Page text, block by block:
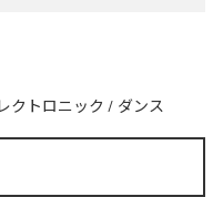
クトロニック / ダンス